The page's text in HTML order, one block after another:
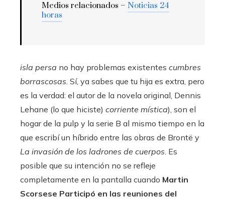
Medios relacionados – Noticias 24
horas
isla persa no hay problemas existentes cumbres
borrascosas. Sí, ya sabes que tu hija es extra, pero
es la verdad: el autor de la novela original, Dennis
Lehane (lo que hiciste) corriente mística), son el
hogar de la pulp y la serie B al mismo tiempo en la
que escribí un híbrido entre las obras de Brontë y
La invasión de los ladrones de cuerpos. Es
posible que su intención no se refleje
completamente en la pantalla cuando Martin
Scorsese Participó en las reuniones del